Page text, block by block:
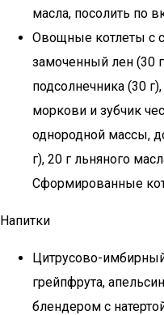
масла, посолить по
Овощные котлеты с
замоченный лен (30
подсолнечника (30
моркови и зубчик
однородной массы,
г), 20 г льняного
Сформированные
Напитки
Цитрусово-
грейпфрута,
блендером с